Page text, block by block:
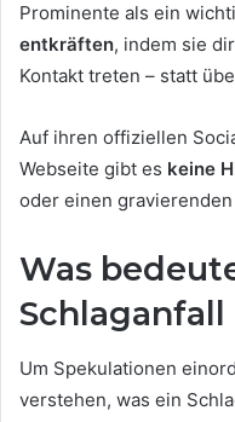
Prominente als ein
entkräften, indem sie
Kontakt treten – statt
Auf ihren offiziellen
Webseite gibt es keine
oder einen
Was
Um Spekulationen
verstehen, was ein